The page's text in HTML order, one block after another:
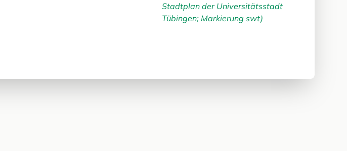
Stadtplan der Universitätsstadt
Tübingen; Markierung swt)